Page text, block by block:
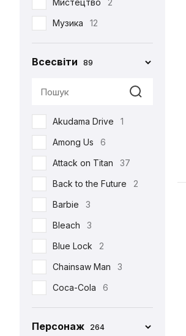
Мистецтво
2
Музика
12
Мультфільми
220
Новорічна
Романтична
22
Серіали
105
Спорт
4
Фільми
213
Шоу
3
•••
159
Всесвіти 89
Akudama Drive
1
Among Us
6
Attack on Titan
37
Back to the Future
2
Barbie
3
Bleach
3
Blue Lock
2
Chainsaw Man
3
Coca-Cola
6
Corpse Bride
1
Cuphead
2
Персонаж 264